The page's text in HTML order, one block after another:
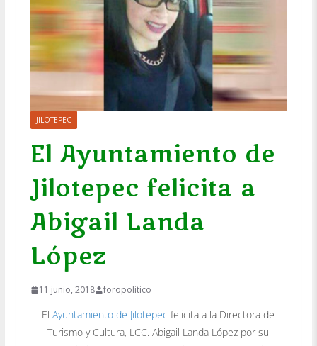
JILOTEPEC
El Ayuntamiento de
Jilotepec felicita a
Abigail Landa
López
11 junio, 2018 foropolitico
ElAyuntamiento de Jilotepec felicita a la Directora de
Turismo y Cultura, LCC. Abigail Landa López por su